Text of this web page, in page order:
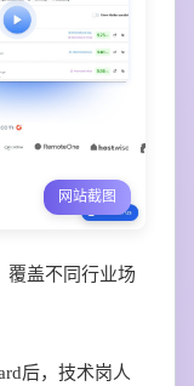
网站截图
覆盖不同行业场
后，技术岗人